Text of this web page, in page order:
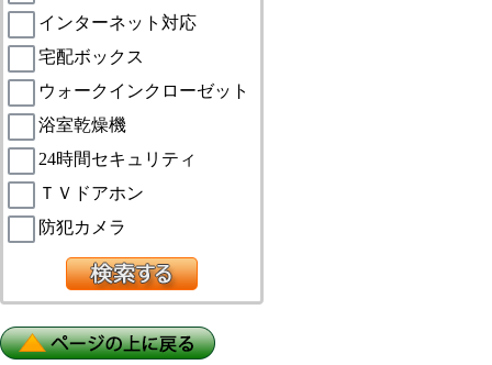
インターネット対応
宅配ボックス
ウォークインクローゼット
浴室乾燥機
24時間セキュリティ
ＴＶドアホン
防犯カメラ